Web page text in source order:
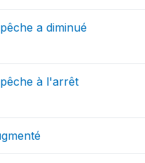
a diminué
à l'arrêt